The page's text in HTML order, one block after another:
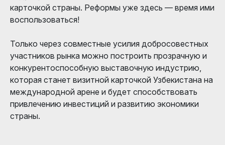
карточкой страны. Реформы уже здесь — время ими
воспользоваться!
Только через совместные усилия добросовестных
участников рынка можно построить прозрачную и
конкурентоспособную выставочную индустрию,
которая станет визитной карточкой Узбекистана на
международной арене и будет способствовать
привлечению инвестиций и развитию экономики
страны.